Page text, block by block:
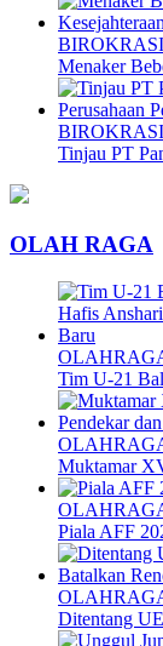
Menaker
Tinjau PT
OLAH RAGA
Tim U-21
Muktamar
Piala AFF
Ditentang